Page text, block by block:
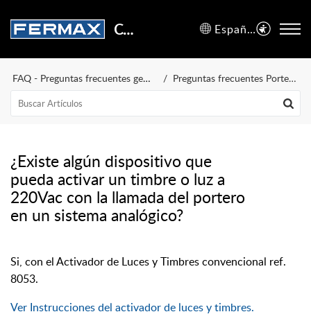
Centro de Soporte Español (España)
FAQ - Preguntas frecuentes generales Preguntas frecuentes Portero y Videoportero
¿Existe algún dispositivo que
pueda activar un timbre o luz a
220Vac con la llamada del portero
en un sistema analógico?
Si, con el Activador de Luces y Timbres convencional ref.
8053.
Ver Instrucciones del activador de luces y timbres.